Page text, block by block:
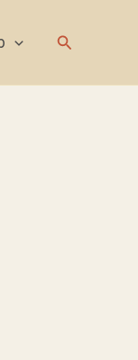
Search